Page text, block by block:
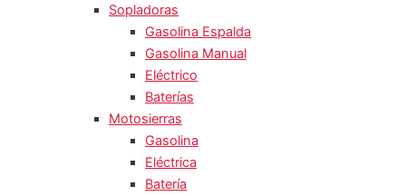
Sopladoras
Gasolina Espalda
Gasolina Manual
Eléctrico
Baterías
Motosierras
Gasolina
Eléctrica
Batería